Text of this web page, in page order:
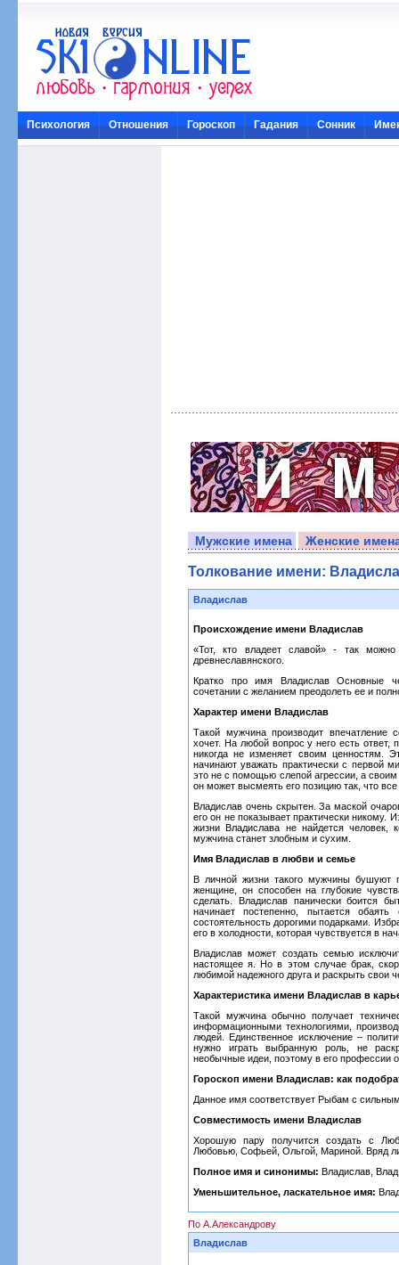
Психология Отношения Гороскоп Гадания Сонник
Мужские имена Женские
Толкование имени:
Владислав
Происхождение имени Владислав
«Тот, кто владеет славой» - так
древнеславянского.
Кратко про имя Владислав Основные
сочетании с желанием преодолеть ее и
Характер имени Владислав
Такой мужчина производит впечатление
хочет. На любой вопрос у него есть ответ,
никогда не изменяет своим ценностям.
начинают уважать практически с первой
это не с помощью слепой агрессии, а
он может высмеять его позицию так, что
Владислав очень скрытен. За маской
его он не показывает практически никому.
жизни Владислава не найдется человек,
мужчина станет злобным и сухим.
Имя Владислав в любви и семье
В личной жизни такого мужчины бушуют
женщине, он способен на глубокие
сделать. Владислав панически боится
начинает постепенно, пытается
состоятельность дорогими подарками.
его в холодности, которая чувствуется в
Владислав может создать семью
настоящее я. Но в этом случае брак,
любимой надежного друга и раскрыть свои
Характеристика имени Владислав в
Такой мужчина обычно получает
информационными технологиями,
людей. Единственное исключение –
нужно играть выбранную роль, не
необычные идеи, поэтому в его профессии
Гороскоп имени Владислав: как
Данное имя соответствует Рыбам с
Совместимость имени Владислав
Хорошую пару получится создать с
Любовью, Софьей, Ольгой, Мариной. Вряд
Полное имя и синонимы: Владислав,
Уменьшительное, ласкательное имя:
По А.Александрову
Владислав